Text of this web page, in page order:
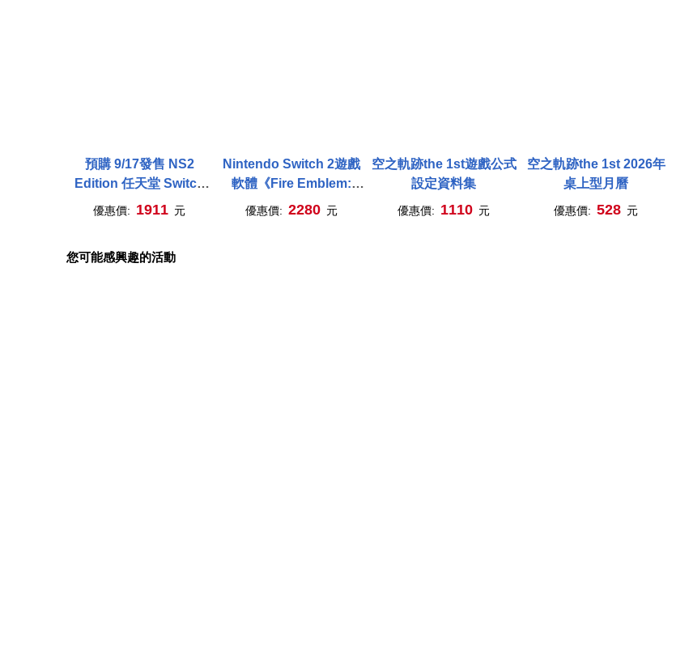
預購 9/17發售 NS2
Edition 任天堂 Switch
空之軌跡 the 2nd 中文版
優惠價: 1911 元
Nintendo Switch 2遊戲
軟體《Fire Emblem:
Fortune’s Weave(聖火降
優惠價: 2280 元
空之軌跡the 1st遊戲公式
設定資料集
優惠價: 1110 元
空之軌跡the 1st 2026年
桌上型月曆
優惠價: 528 元
您可能感興趣的活動